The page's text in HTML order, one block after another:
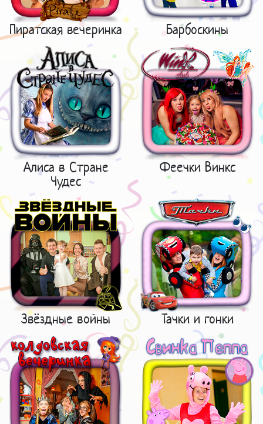
Пиратская вечеринка Барбоскины
Алиса в Стране
Чудес
Феечки Винкс
Звёздные войны Тачки и гонки